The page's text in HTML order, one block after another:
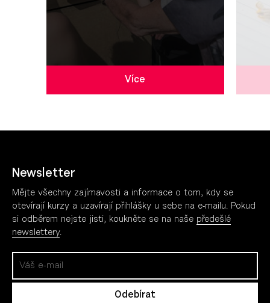
Více
Newsletter
Mějte všechny zajímavosti a informace o tom, kdy se
otevírají kurzy a uzavírají přihlášky u sebe na e-mailu. Pokud
si odběrem nejste jisti, koukněte se na naše předešlé
newslettery.